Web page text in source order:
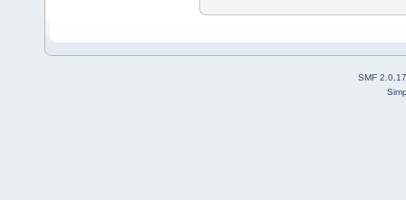
SMF 2.0.17